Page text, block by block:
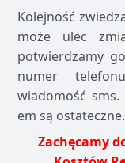
Kolejność
może ulec
potwierdzamy
numer
wiadomość sms.
em są ostateczne.
Zachęcamy